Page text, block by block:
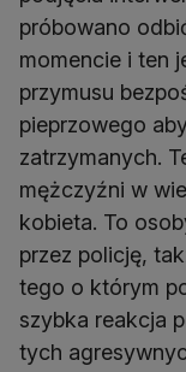
próbowano
momencie i ten
przymusu
pieprzowego
zatrzymanych.
mężczyźni w
kobieta. To
przez policję,
tego o którym
szybka reakcja
tych